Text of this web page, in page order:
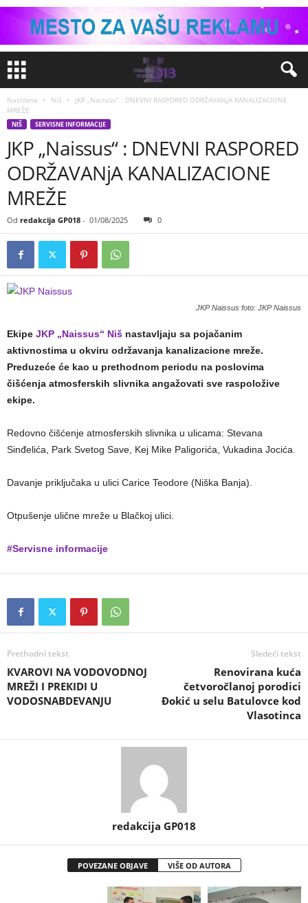
Naslovna Niš
JKP „Naissus“ : DNEVNI RASPORED ODRŽAVANjA KANALIZACIONE
MREŽE
NIŠ SERVISNE INFORMACIJE
JKP „Naissus“ : DNEVNI RASPORED
ODRŽAVANjA KANALIZACIONE
MREŽE
Od redakcija GP018 - 01/08/2025 0
JKP Naissus foto: JKP Naissus
Ekipe JKP „Naissus“ Niš nastavljaju sa pojačanim
aktivnostima u okviru održavanja kanalizacione mreže.
Preduzeće će kao u prethodnom periodu na poslovima
čišćenja atmosferskih slivnika angažovati sve raspoložive
ekipe.
Redovno čišćenje atmosferskih slivnika u ulicama: Stevana
Sinđelića, Park Svetog Save, Kej Mike Paligorića, Vukadina Jocića.
Davanje priključaka u ulici Carice Teodore (Niška Banja).
Otpušenje ulične mreže u Blačkoj ulici.
#Servisne informacije
Prethodni tekst
КVAROVI NA VODOVODNOJ
MREŽI I PREКIDI U
VODOSNABDEVANJU
Sledeći tekst
Renovirana kuća
četvoročlanoj porodici
Đokić u selu Batulovce kod
Vlasotinca
redakcija GP018
POVEZANE OBJAVE VIŠE OD AUTORA